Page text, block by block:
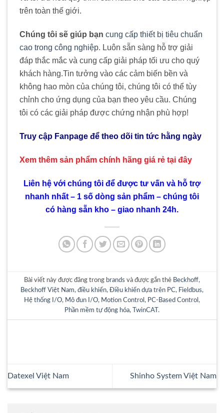
trên toàn thế giới.
Chúng tôi sẽ giúp bạn cung cấp thiết bị tiêu chuẩn
cao trong công nghiệp. Luôn sẵn sàng hỗ trợ giải
đáp thắc mắc và cung cấp giải pháp tối ưu cho quý
khách hàng.Tin tưởng vào các cảm biến bền và
không hao mòn của chúng tôi, chúng tôi có thể tùy
chỉnh cho ứng dụng của bạn theo yêu cầu. Chúng
tôi có các giải pháp được chứng nhận phù hợp!
Truy cập Fanpage để theo dõi tin tức hằng ngày
Xem thêm sản phẩm chính hãng giá rẻ tại đây
Liên hệ với chúng tôi để được tư vấn và hỗ trợ
nhanh nhất – 1 số dòng sản phẩm – chúng tôi
có hàng sẵn kho – giao nhanh 24h.
Bài viết này được đăng trong brands và được gắn thẻ Beckhoff,
Beckhoff Việt Nam, điều khiển, Điều khiển dựa trên PC, Fieldbus,
Hệ thống I/O, Mô đun I/O, Motion Control , PC-Based Control ,
Phần mềm tự động hóa, TwinCAT .
Datexel Việt Nam Shinho System Việt Nam